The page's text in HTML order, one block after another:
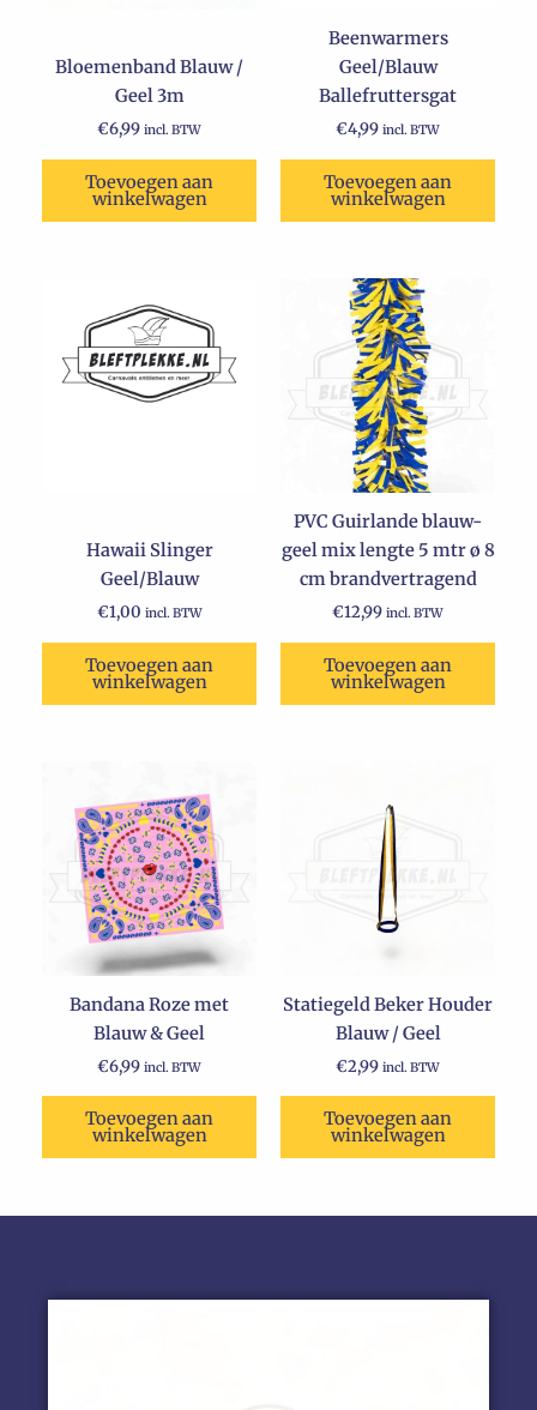
Bloemenband Blauw /
Geel 3m
€6,99 incl. BTW
Toevoegen aan
winkelwagen
Beenwarmers
Geel/Blauw
Ballefruttersgat
€4,99 incl. BTW
Toevoegen aan
winkelwagen
Hawaii Slinger
Geel/Blauw
€1,00 incl. BTW
Toevoegen aan
winkelwagen
PVC Guirlande blauw-
geel mix lengte 5 mtr ø 8
cm brandvertragend
€12,99 incl. BTW
Toevoegen aan
winkelwagen
Bandana Roze met
Blauw & Geel
€6,99 incl. BTW
Toevoegen aan
winkelwagen
Statiegeld Beker Houder
Blauw / Geel
€2,99 incl. BTW
Toevoegen aan
winkelwagen